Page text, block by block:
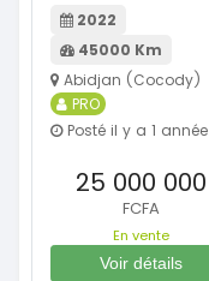
2022
45000 Km
Abidjan (Cocody)
PRO
Posté il y a 1 année
25 000 000
FCFA
En vente
Voir détails